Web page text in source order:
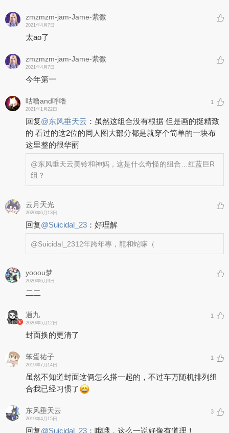
zmzmzm-jam-Jame-紫微
2021年4月7日
太ao了
zmzmzm-jam-Jame-紫微
2021年4月7日
今年第一
咕噜and呼噜
2021年1月22日
1
回复@东风垂天云 ： 虽然这组合没有根据 但是画的挺精致
的 看过的这2位的同人图大部分都是就穿个简单的一块布
这里整的很华丽
@东风垂天云美铃和神妈，这是什么奇怪的组合…红蓝巨R
组？
云月天光
2020年6月13日
回复@Suicidal_23 ： 好理解
@Suicidal_2312年跨年專，龍和蛇嘛（
yooou梦
2020年6月9日
二二
逍九
2020年5月12日
1
封面换的更清了
笨蛋祐子
2019年7月14日
1
虽然不知道封面这俩怎么搭一起的，不过车万随机排列组
合我已经习惯了
东风垂天云
2019年4月15日
3
回复@Suicidal_23 ： 哦哦，这么一说好像有道理！